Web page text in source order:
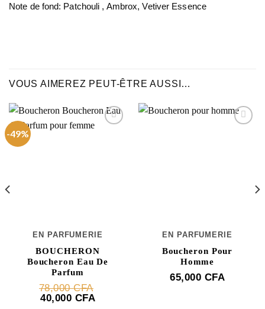
Note de fond: Patchouli , Ambrox, Vetiver Essence
VOUS AIMEREZ PEUT-ÊTRE AUSSI…
-49%
EN PARFUMERIE
BOUCHERON
Boucheron Eau De
Parfum
78,000CFA
40,000 CFAprix
EN PARFUMERIE
Boucheron Pour
Homme
65,000 CFA